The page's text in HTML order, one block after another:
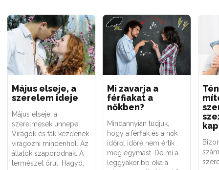
Május elseje, a
szerelem ideje
Május elseje, a
szerelmesek ünnepe.
Virágok és fák kezdenek
virágozni mindenhol. Az
állatok szaporodnak. A
természet örül. Hagyd,
Mi zavarja a
férfiakat a
nőkben?
Mindannyian tudjuk,
hogy a férfiak és a nők
időről időre nem értik
meg egymást. De mi a
leggyakoribb oka a